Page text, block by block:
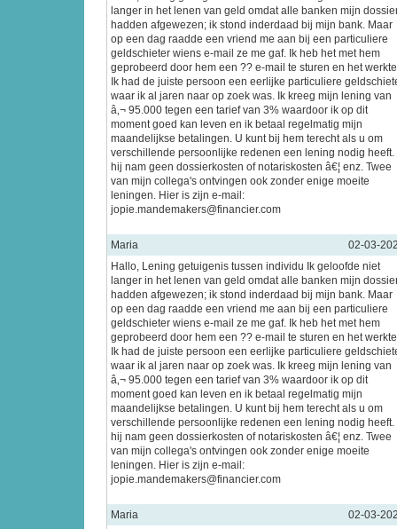
langer in het lenen van geld omdat alle banken mijn
hadden afgewezen; ik stond inderdaad bij mijn bank. Maar
op een dag raadde een vriend me aan bij een particuliere
geldschieter wiens e-mail ze me gaf. Ik heb het met hem
geprobeerd door hem een ?? e-mail te sturen en het
Ik had de juiste persoon een eerlijke particuliere
waar ik al jaren naar op zoek was. Ik kreeg mijn lening van
â‚¬ 95.000 tegen een tarief van 3% waardoor ik op dit
moment goed kan leven en ik betaal regelmatig mijn
maandelijkse betalingen. U kunt bij hem terecht als u om
verschillende persoonlijke redenen een lening nodig heeft.
hij nam geen dossierkosten of notariskosten â€¦ enz. Twee
van mijn collega's ontvingen ook zonder enige moeite
leningen. Hier is zijn e-mail:
jopie.mandemakers@financier.com
Maria
02-03-
Hallo, Lening getuigenis tussen individu Ik geloofde niet
langer in het lenen van geld omdat alle banken mijn
hadden afgewezen; ik stond inderdaad bij mijn bank. Maar
op een dag raadde een vriend me aan bij een particuliere
geldschieter wiens e-mail ze me gaf. Ik heb het met hem
geprobeerd door hem een ?? e-mail te sturen en het
Ik had de juiste persoon een eerlijke particuliere
waar ik al jaren naar op zoek was. Ik kreeg mijn lening van
â‚¬ 95.000 tegen een tarief van 3% waardoor ik op dit
moment goed kan leven en ik betaal regelmatig mijn
maandelijkse betalingen. U kunt bij hem terecht als u om
verschillende persoonlijke redenen een lening nodig heeft.
hij nam geen dossierkosten of notariskosten â€¦ enz. Twee
van mijn collega's ontvingen ook zonder enige moeite
leningen. Hier is zijn e-mail:
jopie.mandemakers@financier.com
Maria
02-03-